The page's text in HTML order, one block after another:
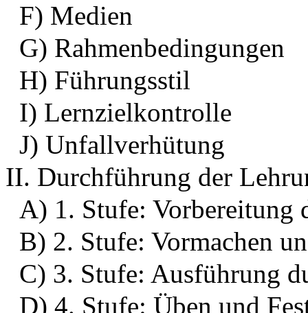
F) Medien
G) Rahmenbedingungen
H) Führungsstil
I) Lernzielkontrolle
J) Unfallverhütung
II. Durchführung der
A) 1. Stufe: Vorbereitung
B) 2. Stufe: Vormachen
C) 3. Stufe: Ausführung
D) 4. Stufe: Üben und